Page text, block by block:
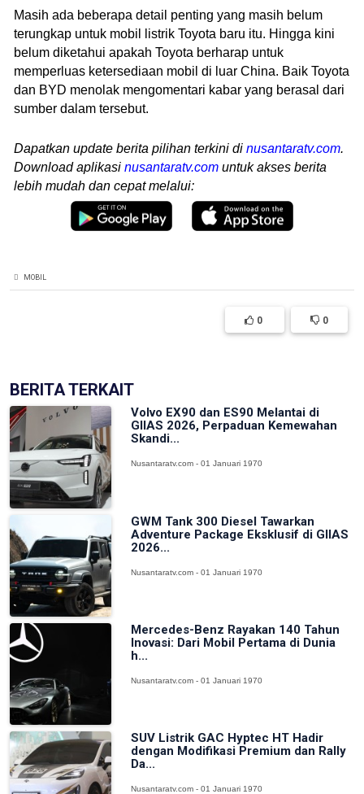
Masih ada beberapa detail penting yang masih belum
terungkap untuk mobil listrik Toyota baru itu. Hingga kini
belum diketahui apakah Toyota berharap untuk
memperluas ketersediaan mobil di luar China. Baik Toyota
dan BYD menolak mengomentari kabar yang berasal dari
sumber dalam tersebut.
Dapatkan update berita pilihan terkini di nusantaratv.com.
Download aplikasi nusantaratv.com untuk akses berita
lebih mudah dan cepat melalui:
MOBIL
0 0
BERITA TERKAIT
Volvo EX90 dan ES90 Melantai di
GIIAS 2026, Perpaduan Kemewahan
Skandi...
Nusantaratv.com - 01 Januari 1970
GWM Tank 300 Diesel Tawarkan
Adventure Package Eksklusif di GIIAS
2026...
Nusantaratv.com - 01 Januari 1970
Mercedes-Benz Rayakan 140 Tahun
Inovasi: Dari Mobil Pertama di Dunia
h...
Nusantaratv.com - 01 Januari 1970
SUV Listrik GAC Hyptec HT Hadir
dengan Modifikasi Premium dan Rally
Da...
Nusantaratv.com - 01 Januari 1970